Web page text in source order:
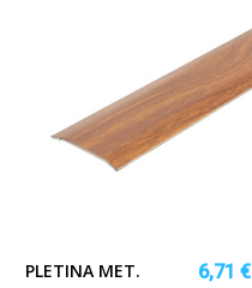
PLETINA MET.
6,71 €